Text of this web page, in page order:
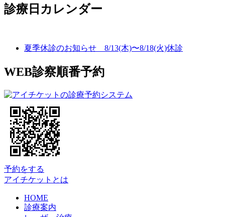
診療日カレンダー
夏季休診のお知らせ 8/13(木)〜8/18(火)休診
WEB診察順番予約
予約をする
アイチケットとは
HOME
診療案内